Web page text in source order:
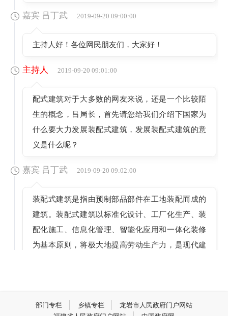
嘉宾 吕丁武 2019-09-20 09:00:00
主持人好！各位网民朋友们，大家好！
主持人 2019-09-20 09:01:00
配式建筑对于大多数的网友来说，还是一个比较陌
生的概念，吕局长，首先请您给我们介绍下国家为
什么要大力发展装配式建筑，发展装配式建筑的意
义是什么呢？
嘉宾 吕丁武 2019-09-20 09:02:00
装配式建筑是指由预制部品部件在工地装配而成的
建筑。装配式建筑以标准化设计、工厂化生产、装
配化施工、信息化管理、智能化应用和一体化装修
为基本原则，将极大地提高劳动生产力，是现代建
部署的一项重大工作。二是装配式建筑是现代建筑
业的发展方向。发展装配式建筑将倒逼建筑业各环
部门专栏 乡镇专栏
龙岩市人民政府门户网站